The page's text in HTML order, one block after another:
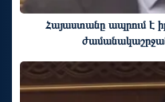
Հայաստանը ապրում է